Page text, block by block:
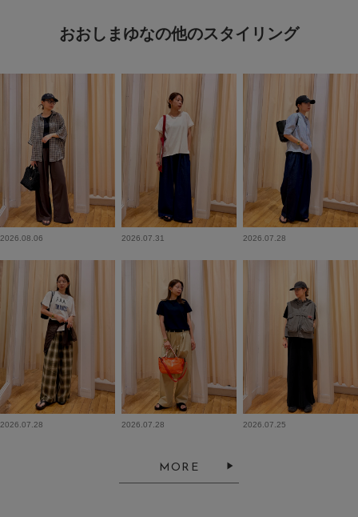
おおしまゆなの他のスタイリング
2026.08.06 2026.07.31 2026.07.28
2026.07.28 2026.07.28 2026.07.25
MORE